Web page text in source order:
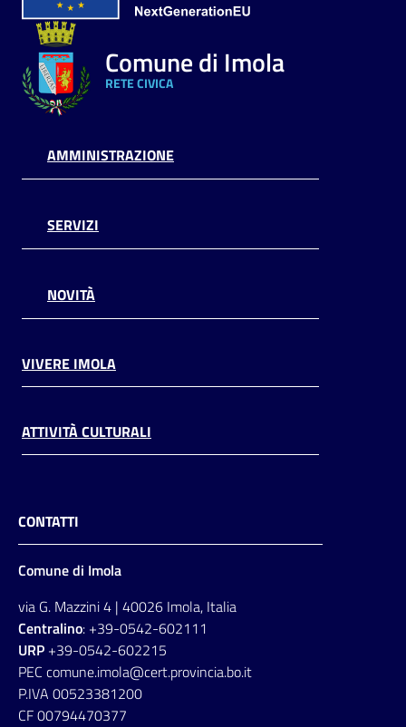
Comune di Imola
RETE CIVICA
AMMINISTRAZIONE
SERVIZI
NOVITÀ
VIVERE IMOLA
ATTIVITÀ CULTURALI
CONTATTI
Comune di Imola
via G. Mazzini 4 | 40026 Imola, Italia
Centralino: +39-0542-602111
URP +39-0542-602215
PEC comune.imola@cert.provincia.bo.it
P.IVA 00523381200
CF 00794470377